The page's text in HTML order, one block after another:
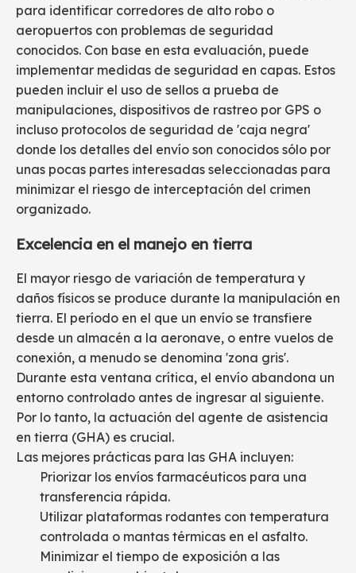
para identificar corredores de alto robo o
aeropuertos con problemas de seguridad
conocidos. Con base en esta evaluación, puede
implementar medidas de seguridad en capas. Estos
pueden incluir el uso de sellos a prueba de
manipulaciones, dispositivos de rastreo por GPS o
incluso protocolos de seguridad de 'caja negra'
donde los detalles del envío son conocidos sólo por
unas pocas partes interesadas seleccionadas para
minimizar el riesgo de interceptación del crimen
organizado.
Excelencia en el manejo en tierra
El mayor riesgo de variación de temperatura y
daños físicos se produce durante la manipulación en
tierra. El período en el que un envío se transfiere
desde un almacén a la aeronave, o entre vuelos de
conexión, a menudo se denomina 'zona gris'.
Durante esta ventana crítica, el envío abandona un
entorno controlado antes de ingresar al siguiente.
Por lo tanto, la actuación del agente de asistencia
en tierra (GHA) es crucial.
Las mejores prácticas para las GHA incluyen:
Priorizar los envíos farmacéuticos para una
transferencia rápida.
Utilizar plataformas rodantes con temperatura
controlada o mantas térmicas en el asfalto.
Minimizar el tiempo de exposición a las